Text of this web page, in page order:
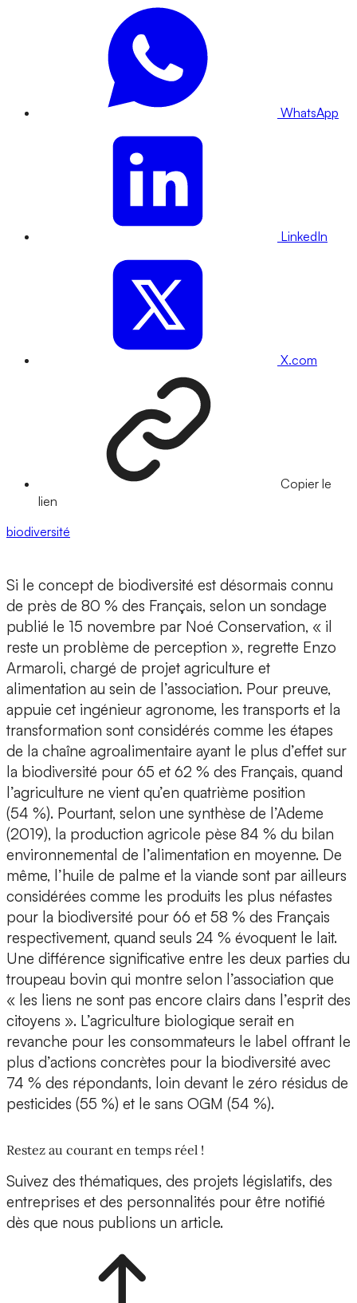
WhatsApp
LinkedIn
X.com
Copier le
lien
biodiversité
Si le concept de biodiversité est désormais connu
de près de 80 % des Français, selon un sondage
publié le 15 novembre par Noé Conservation, « il
reste un problème de perception », regrette Enzo
Armaroli, chargé de projet agriculture et
alimentation au sein de l’association. Pour preuve,
appuie cet ingénieur agronome, les transports et la
transformation sont considérés comme les étapes
de la chaîne agroalimentaire ayant le plus d’effet sur
la biodiversité pour 65 et 62 % des Français, quand
l’agriculture ne vient qu’en quatrième position
(54 %). Pourtant, selon une synthèse de l’Ademe
(2019), la production agricole pèse 84 % du bilan
environnemental de l’alimentation en moyenne. De
même, l’huile de palme et la viande sont par ailleurs
considérées comme les produits les plus néfastes
pour la biodiversité pour 66 et 58 % des Français
respectivement, quand seuls 24 % évoquent le lait.
Une différence significative entre les deux parties du
troupeau bovin qui montre selon l’association que
« les liens ne sont pas encore clairs dans l’esprit des
citoyens ». L’agriculture biologique serait en
revanche pour les consommateurs le label offrant le
plus d’actions concrètes pour la biodiversité avec
74 % des répondants, loin devant le zéro résidus de
pesticides (55 %) et le sans OGM (54 %).
Restez au courant en temps réel !
Suivez des thématiques, des projets législatifs, des
entreprises et des personnalités pour être notifié
dès que nous publions un article.